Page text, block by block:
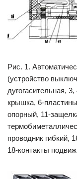
Рис. 1.
(устройство
дугогасительная,
крышка, 6-
опорный, 11-
проводник гибкий,
18-контакты